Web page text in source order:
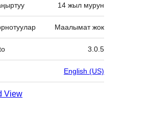
14 жыл мурун
Маалымат жок
3.0.5
English (US)
View